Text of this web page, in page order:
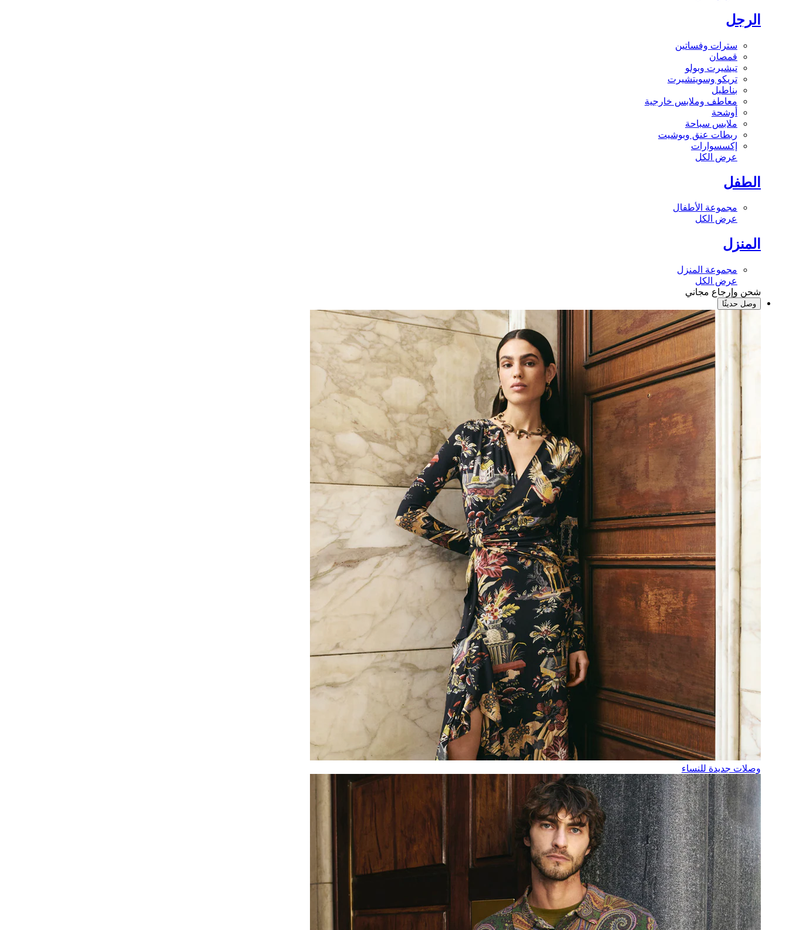
الرجل
سترات وفساتين
قمصان
تيشيرت وبولو
تريكو وسويتشيرت
بناطيل
معاطف وملابس خارجية
أوشحة
ملابس سباحة
ربطات عنق وبوشيت
إكسسوارات
عرض الكل
الطفل
مجموعة الأطفال
عرض الكل
المنزل
مجموعة المنزل
عرض الكل
شحن وإرجاع مجاني
وصل حديثًا
وصلات جديدة للنساء